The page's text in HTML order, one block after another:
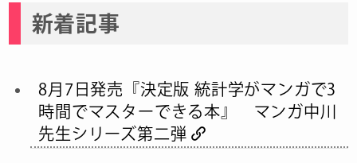
新着記事
8月7日発売『決定版 統計学がマンガで3
時間でマスターできる本』 マンガ中川
先生シリーズ第二弾